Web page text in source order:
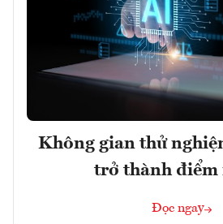
Không gian thử
trở thành điểm
Đọc ngay